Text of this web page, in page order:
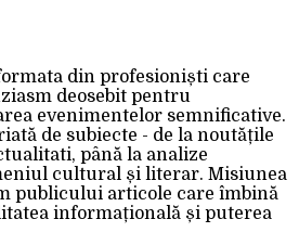
din profesioniști care
deosebit pentru
evenimentelor semnificative.
de subiecte - de la noutățile
până la analize
cultural și literar. Misiunea
publicului articole care îmbină
informațională și puterea